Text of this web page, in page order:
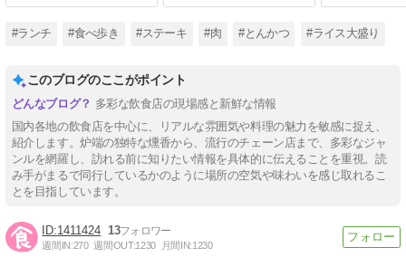
#ランチ #食べ歩き #ステーキ #肉 #とんかつ #ライス大盛り
このブログのここがポイント
多彩な飲食店の現場感と新鮮な情報
国内各地の飲食店を中心に、リアルな雰囲気や料理の魅力を敏感に捉え、
紹介します。炉端の独特な燻香から、流行のチェーン店まで、多彩なジャ
ンルを網羅し、訪れる前に知りたい情報を具体的に伝えることを重視。読
み手がまるで同行しているかのように場所の空気や味わいを感じ取れるこ
とを目指しています。
1411424 13
週間IN:270 週間OUT:1230 月間IN:1230